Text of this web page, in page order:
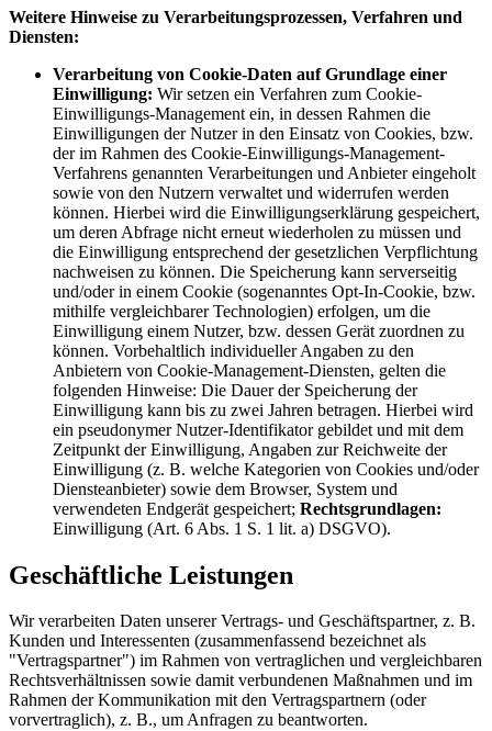
Weitere Hinweise zu Verarbeitungsprozessen, Verfahren und
Diensten:
Verarbeitung von Cookie-Daten auf Grundlage einer
Einwilligung: Wir setzen ein Verfahren zum Cookie-
Einwilligungs-Management ein, in dessen Rahmen die
Einwilligungen der Nutzer in den Einsatz von Cookies, bzw.
der im Rahmen des Cookie-Einwilligungs-Management-
Verfahrens genannten Verarbeitungen und Anbieter eingeholt
sowie von den Nutzern verwaltet und widerrufen werden
können. Hierbei wird die Einwilligungserklärung gespeichert,
um deren Abfrage nicht erneut wiederholen zu müssen und
die Einwilligung entsprechend der gesetzlichen Verpflichtung
nachweisen zu können. Die Speicherung kann serverseitig
und/oder in einem Cookie (sogenanntes Opt-In-Cookie, bzw.
mithilfe vergleichbarer Technologien) erfolgen, um die
Einwilligung einem Nutzer, bzw. dessen Gerät zuordnen zu
können. Vorbehaltlich individueller Angaben zu den
Anbietern von Cookie-Management-Diensten, gelten die
folgenden Hinweise: Die Dauer der Speicherung der
Einwilligung kann bis zu zwei Jahren betragen. Hierbei wird
ein pseudonymer Nutzer-Identifikator gebildet und mit dem
Zeitpunkt der Einwilligung, Angaben zur Reichweite der
Einwilligung (z. B. welche Kategorien von Cookies und/oder
Diensteanbieter) sowie dem Browser, System und
verwendeten Endgerät gespeichert; Rechtsgrundlagen:
Einwilligung (Art. 6 Abs. 1 S. 1 lit. a) DSGVO).
Geschäftliche Leistungen
Wir verarbeiten Daten unserer Vertrags- und Geschäftspartner, z. B.
Kunden und Interessenten (zusammenfassend bezeichnet als
"Vertragspartner") im Rahmen von vertraglichen und vergleichbaren
Rechtsverhältnissen sowie damit verbundenen Maßnahmen und im
Rahmen der Kommunikation mit den Vertragspartnern (oder
vorvertraglich), z. B., um Anfragen zu beantworten.